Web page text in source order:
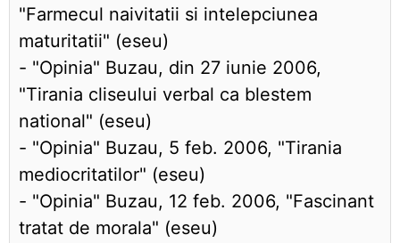
"Farmecul naivitatii si intelepciunea
maturitatii" (eseu)
- "Opinia" Buzau, din 27 iunie 2006,
"Tirania cliseului verbal ca blestem
national" (eseu)
- "Opinia" Buzau, 5 feb. 2006, "Tirania
mediocritatilor" (eseu)
- "Opinia" Buzau, 12 feb. 2006, "Fascinant
tratat de morala" (eseu)